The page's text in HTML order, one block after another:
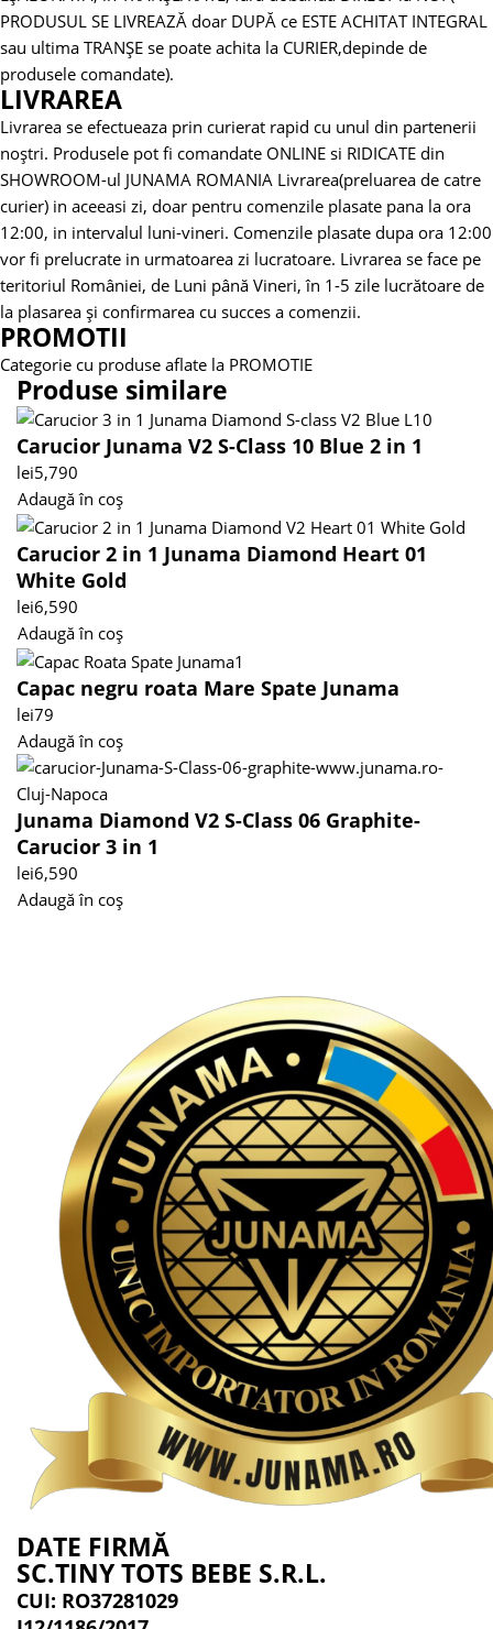
PRODUSUL SE LIVREAZĂ doar DUPĂ ce ESTE ACHITAT INTEGRAL
sau ultima TRANȘE se poate achita la CURIER,depinde de
produsele comandate).
LIVRAREA
Livrarea se efectueaza prin curierat rapid cu unul din partenerii
noștri. Produsele pot fi comandate ONLINE si RIDICATE din
SHOWROOM-ul JUNAMA ROMANIA Livrarea(preluarea de catre
curier) in aceeasi zi, doar pentru comenzile plasate pana la ora
12:00, in intervalul luni-vineri. Comenzile plasate dupa ora 12:00
vor fi prelucrate in urmatoarea zi lucratoare. Livrarea se face pe
teritoriul României, de Luni până Vineri, în 1-5 zile lucrătoare de
la plasarea și confirmarea cu succes a comenzii.
PROMOTII
Categorie cu produse aflate la PROMOTIE
Produse similare
Carucior Junama V2 S-Class 10 Blue 2 in 1
lei5,790
Adaugă în coș
Carucior 2 in 1 Junama Diamond Heart 01
White Gold
lei6,590
Adaugă în coș
Capac negru roata Mare Spate Junama
lei79
Adaugă în coș
Junama Diamond V2 S-Class 06 Graphite-
Carucior 3 in 1
lei6,590
Adaugă în coș
DATE FIRMĂ
SC.TINY TOTS BEBE S.R.L.
CUI: RO37281029